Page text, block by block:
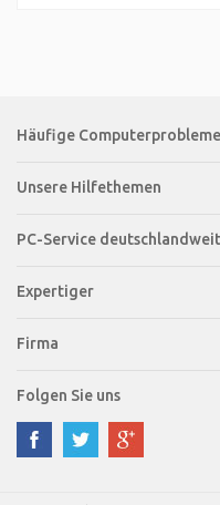
Häufige Computerprobleme
Unsere Hilfethemen
PC-Service deutschlandweit
Expertiger
Firma
Folgen Sie uns